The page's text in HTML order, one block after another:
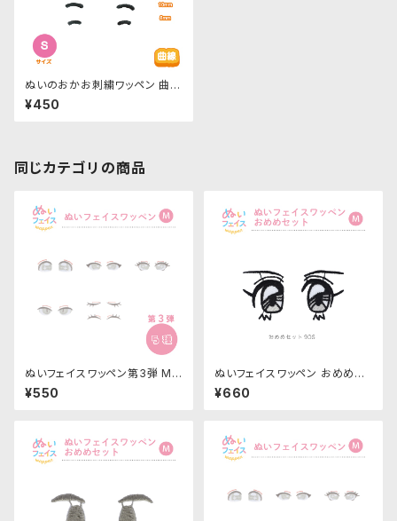
ぬいのおかお刺繍ワッペン 曲
線-Sサイズ 8本アソートセット
¥450
同じカテゴリの商品
ぬいフェイスワッペン第3弾 Mサ
イズ 各種｜清原株式会社
¥550
ぬいフェイスワッペン おめめセ
ット Mサイズ「90S」NUIW-56
｜清原株式会社
¥660